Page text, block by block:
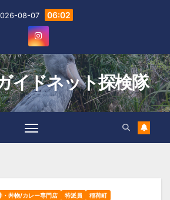
08-07 06:02
イドネット探検隊
・丼物/カレー専門店 特派員 稲荷町